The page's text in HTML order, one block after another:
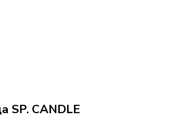
SP. CANDLE